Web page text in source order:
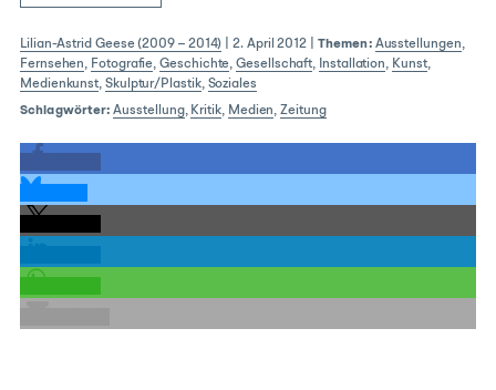
Lilian-Astrid Geese (2009 – 2014) |2. April 2012 Themen: Ausstellungen,
Fernsehen, Fotografie,Geschichte,Gesellschaft, Installation, Kunst,
Medienkunst, Skulptur/Plastik, Soziales
Schlagwörter: Ausstellung, Kritik, Medien,Zeitung